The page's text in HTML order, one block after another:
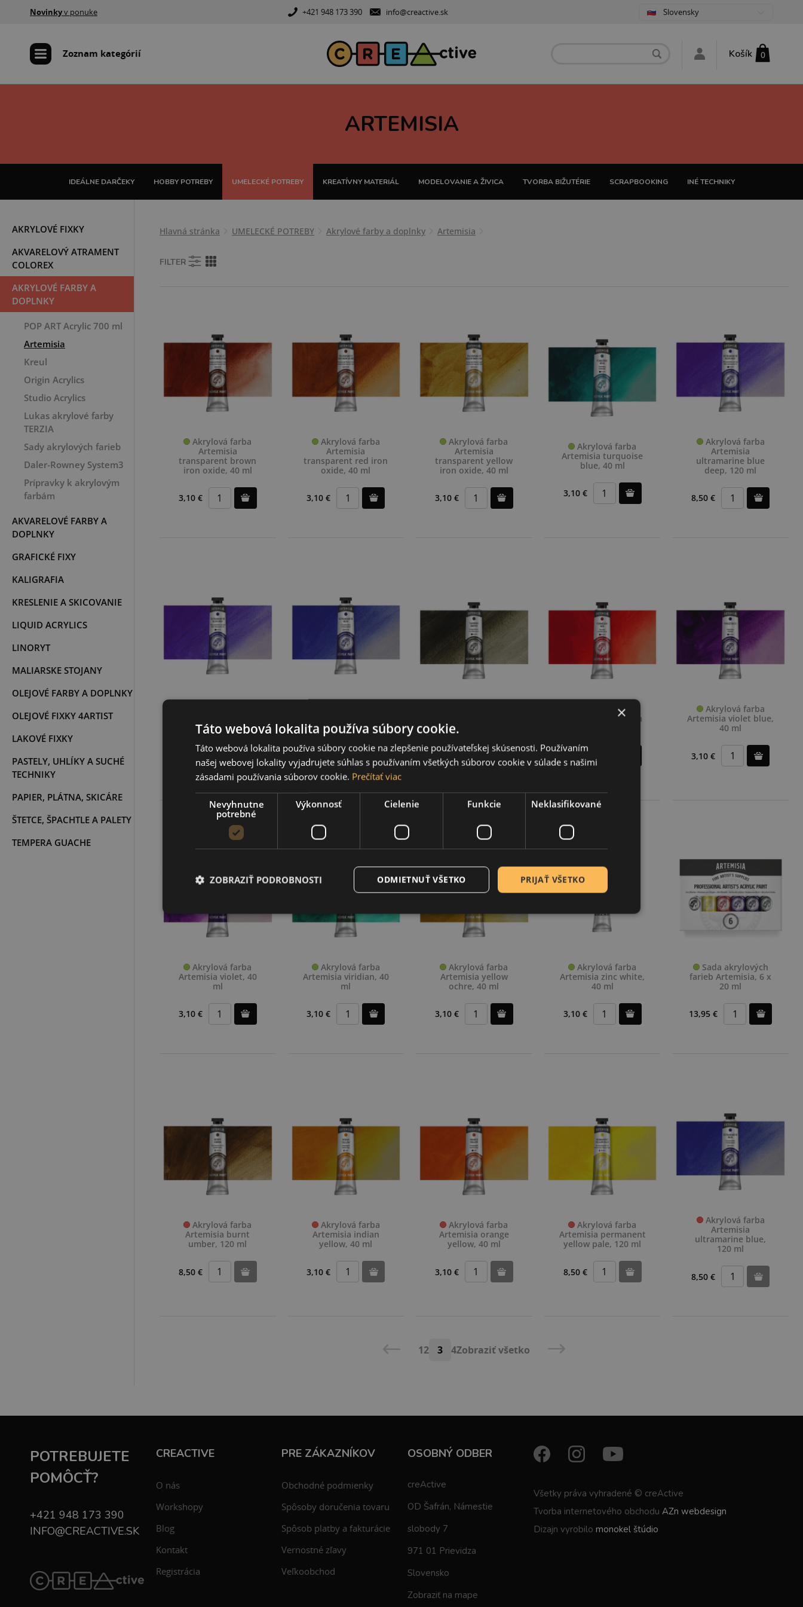
Novinkyv ponuke +421 948 173 390 info@creactive.sk Slovensky
Zoznam kategórií Košík 0
ARTEMISIA
IDEÁLNE DARČEKY HOBBY POTREBY UMELECKÉ POTREBY KREATÍVNY MATERIÁL MODELOVANIE A ŽIVICA TVORBA BIŽUTÉRIE SCRAPBOOKING INÉ TECHNIKY
AKRYLOVÉ FIXKY
AKVARELOVÝ ATRAMENT
COLOREX
AKRYLOVÉ FARBY A
DOPLNKY
POP ART Acrylic 700 ml
Artemisia
Kreul
Origin Acrylics
Studio Acrylics
Lukas akrylové farby
TERZIA
Sady akrylových farieb
Daler-Rowney System3
Prípravky k akrylovým
farbám
AKVARELOVÉ FARBY A
DOPLNKY
GRAFICKÉ FIXY
KALIGRAFIA
KRESLENIE A SKICOVANIE
LIQUID ACRYLICS
LINORYT
MALIARSKE STOJANY
OLEJOVÉ FARBY A DOPLNKY
OLEJOVÉ FIXKY 4ARTIST
LAKOVÉ FIXKY
PASTELY, UHLÍKY A SUCHÉ
TECHNIKY
PAPIER, PLÁTNA, SKICÁRE
ŠTETCE, ŠPACHTLE A PALETY
TEMPERA GUACHE
Hlavná stránka UMELECKÉ POTREBY Akrylové farby a doplnky Artemisia
FILTER
Akrylová farba
Artemisia
transparent brown
iron oxide, 40 ml
3,10 €
Akrylová farba
Artemisia
transparent red iron
oxide, 40 ml
3,10 €
Akrylová farba
Artemisia
transparent yellow
iron oxide, 40 ml
3,10 €
Akrylová farba
Artemisia turquoise
blue, 40 ml
3,10 €
Akrylová farba
Artemisia
ultramarine blue
deep, 120 ml
8,50 €
ultramarine blue
deep, 40 ml
3,10 €
ultramarine blue, 40
ml
3,10 €
brown, 40 ml
3,10 €
Akrylová farba
Artemisia vermilion
Akrylová farba
Artemisia violet blue,
40 ml
3,10 €
Akrylová farba
Artemisia violet, 40
ml
3,10 €
Akrylová farba
Artemisia viridian, 40
ml
3,10 €
Akrylová farba
Artemisia yellow
ochre, 40 ml
3,10 €
Akrylová farba
Artemisia zinc white,
40 ml
3,10 €
Sada akrylových
farieb Artemisia, 6 x
20 ml
13,95 €
Akrylová farba
Artemisia burnt
umber, 120 ml
8,50 €
Akrylová farba
Artemisia indian
yellow, 40 ml
3,10 €
Akrylová farba
Artemisia orange
yellow, 40 ml
3,10 €
Akrylová farba
Artemisia permanent
yellow pale, 120 ml
8,50 €
Akrylová farba
Artemisia
ultramarine blue,
120 ml
8,50 €
12 3 4Zobraziť všetko
POTREBUJETE
POMÔCŤ?
+421 948 173 390
INFO@CREACTIVE.SK
CREACTIVE
O nás
Workshopy
Blog
Kontakt
Registrácia
PRE ZÁKAZNÍKOV
Obchodné podmienky
Spôsoby doručenia tovaru
Spôsob platby a fakturácie
Vernostné zľavy
Veľkoobchod
OSOBNÝ ODBER
creActive
OD Šafrán, Námestie
slobody 7
971 01 Prievidza
Slovensko
Zobraziť na mape
Všetky práva vyhradené © creActive
Tvorba internetového obchodu AZn webdesign
Dizajn vyrobilo monokel štúdio
×
Táto webová lokalita používa súbory cookie.
Táto webová lokalita používa súbory cookie na zlepšenie používateľskej skúsenosti. Používaním
našej webovej lokality vyjadrujete súhlas s používaním všetkých súborov cookie v súlade s našimi
zásadami používania súborov cookie. Prečítať viac
Nevyhnutne
potrebné
Výkonnosť Cielenie Funkcie Neklasifikované
PRIJAŤ VŠETKO
ODMIETNUŤ VŠETKO
ZOBRAZIŤ PODROBNOSTI